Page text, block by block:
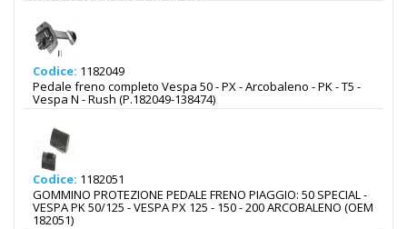
Codice: 1182049
Pedale freno completo Vespa 50 - PX - Arcobaleno - PK - T5 -
Vespa N - Rush (P.182049-138474)
Codice: 1182051
GOMMINO PROTEZIONE PEDALE FRENO PIAGGIO: 50 SPECIAL -
VESPA PK 50/125 - VESPA PX 125 - 150 - 200 ARCOBALENO (OEM
182051)